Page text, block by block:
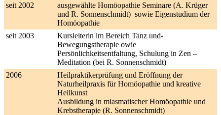
seit 2002
ausgewählte Homöopathie Seminare (A. Krüger
und R. Sonnenschmidt) sowie Eigenstudium der
Homöopathie
seit 2003
Kursleiterin im Bereich Tanz und-
Bewegungstherapie owie
Persönlichkeitsentfaltung, Schulung in Zen –
Meditation (bei R. Sonnenschmidt)
2006
Heilpraktikerprüfung und Eröffnung der
Naturheilpraxis für Homöopathie und kreative
Heilkunst
Ausbildung in miasmatischer Homöopathie und
Krebstherapie (R. Sonnenschmidt)